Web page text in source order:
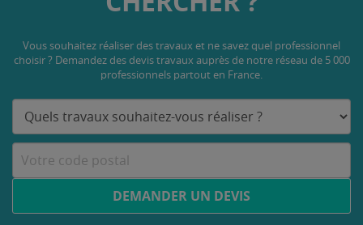
Vous souhaitez réaliser des travaux et ne savez quel professionnel
choisir ? Demandez des devis travaux auprès de notre réseau de 5 000
professionnels partout en France.
DEMANDER UN DEVIS